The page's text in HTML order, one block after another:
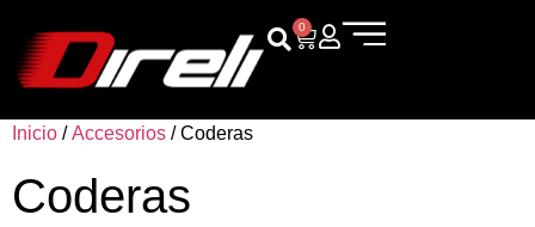
0
Inicio /Accesorios / Coderas
Coderas